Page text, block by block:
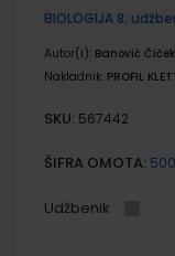
BIOLOGIJA 8;
Autor(i): Banović
Nakladnik: PROFIL
SKU: 567442
ŠIFRA OMOTA:
Udžbenik